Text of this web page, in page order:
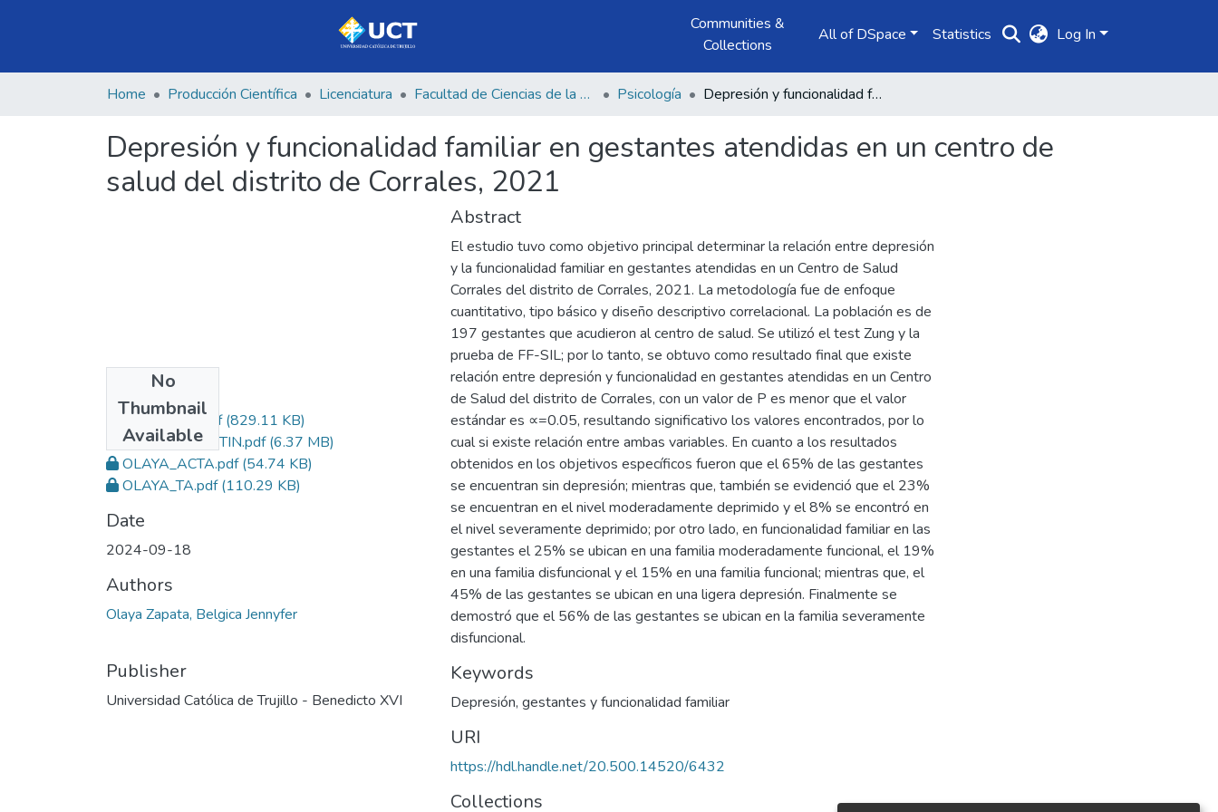
Communities &
Collections
All of DSpace Statistics Log In
Home Producción Científica Licenciatura Facultad de Ciencias de la Salud Psicología Depresión y funcionalidad familiar en gestantes atendidas en un centro de salud del distrito de Corrales, 2021
Depresión y funcionalidad familiar en gestantes atendidas en un centro de
salud del distrito de Corrales, 2021
No
Thumbnail
Available
OLAYA_TESIS.pdf(829.11 KB)
OLAYA_TURNITIN.pdf(6.37 MB)
OLAYA_ACTA.pdf(54.74 KB)
OLAYA_TA.pdf(110.29 KB)
Date
2024-09-18
Authors
Olaya Zapata, Belgica Jennyfer
Publisher
Universidad Católica de Trujillo - Benedicto XVI
Abstract
El estudio tuvo como objetivo principal determinar la relación entre depresión
y la funcionalidad familiar en gestantes atendidas en un Centro de Salud
Corrales del distrito de Corrales, 2021. La metodología fue de enfoque
cuantitativo, tipo básico y diseño descriptivo correlacional. La población es de
197 gestantes que acudieron al centro de salud. Se utilizó el test Zung y la
prueba de FF-SIL; por lo tanto, se obtuvo como resultado final que existe
relación entre depresión y funcionalidad en gestantes atendidas en un Centro
de Salud del distrito de Corrales, con un valor de P es menor que el valor
estándar es ∝=0.05, resultando significativo los valores encontrados, por lo
cual si existe relación entre ambas variables. En cuanto a los resultados
obtenidos en los objetivos específicos fueron que el 65% de las gestantes
se encuentran sin depresión; mientras que, también se evidenció que el 23%
se encuentran en el nivel moderadamente deprimido y el 8% se encontró en
el nivel severamente deprimido; por otro lado, en funcionalidad familiar en las
gestantes el 25% se ubican en una familia moderadamente funcional, el 19%
en una familia disfuncional y el 15% en una familia funcional; mientras que, el
45% de las gestantes se ubican en una ligera depresión. Finalmente se
demostró que el 56% de las gestantes se ubican en la familia severamente
disfuncional.
Keywords
Depresión, gestantes y funcionalidad familiar
URI
https://hdl.handle.net/20.500.14520/6432
Collections